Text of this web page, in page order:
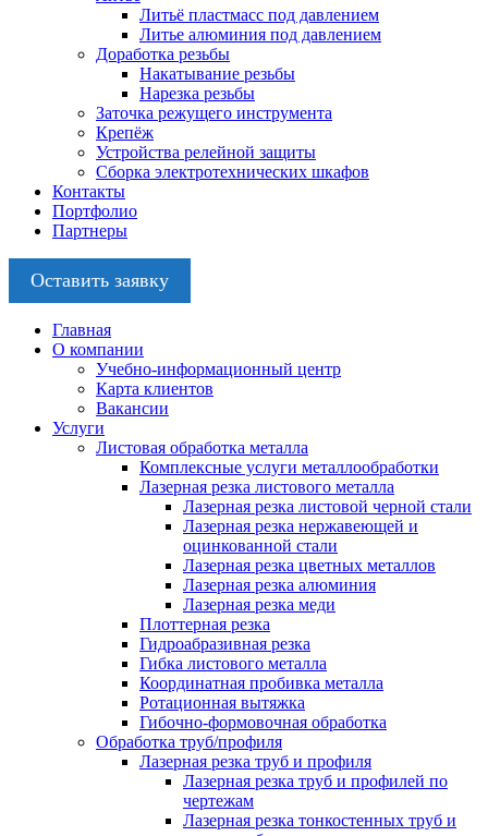
Литьё пластмасс под давлением
Литье алюминия под давлением
Доработка резьбы
Накатывание резьбы
Нарезка резьбы
Заточка режущего инструмента
Крепёж
Устройства релейной защиты
Сборка электротехнических шкафов
Контакты
Портфолио
Партнеры
Оставить заявку
Главная
О компании
Учебно-информационный центр
Карта клиентов
Вакансии
Услуги
Листовая обработка металла
Комплексные услуги металлообработки
Лазерная резка листового металла
Лазерная резка листовой черной стали
Лазерная резка нержавеющей и
оцинкованной стали
Лазерная резка цветных металлов
Лазерная резка алюминия
Лазерная резка меди
Плоттерная резка
Гидроабразивная резка
Гибка листового металла
Координатная пробивка металла
Ротационная вытяжка
Гибочно-формовочная обработка
Обработка труб/профиля
Лазерная резка труб и профиля
Лазерная резка труб и профилей по
чертежам
Лазерная резка тонкостенных труб и